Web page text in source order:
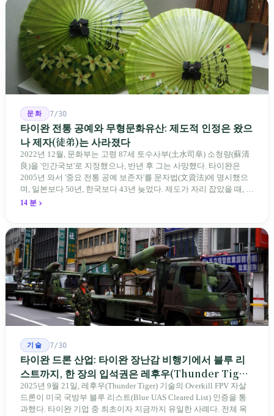
문화 7/30
타이완 전통 공예와 무형문화유산: 제도적 인정은 왔으
나 제자(徒弟)는 사라졌다
2022년 12월, 문화부는 고령 87세 토수사부(土水司阜) 소청량(蘇清
良)을 '인간국보'로 지정했으나, 반년 후 그는 사망했다. 타이완은
2005년 와서 '중요 전통 공예 보존자'를 문자법(文資法)에 명시했으
며, 일본보다 50년, 한국보다 43년 늦었다. 제도가 자리 잡았을 때, 제
자 제도는 이미 1970-80년대 산업화 과정에서 붕괴되었다. 600여 명
14 분
기술 7/30
타이완 드론 산업: 타이완 장난감 비행기에서 블루 리
스트까지, 한 장의 입석권은 레후우(Thunder Tiger)
에게
2025년 9월 21일, 레후우(Thunder Tiger) 기술의 Overkill FPV 자살
드론이 미국 국방부 블루 리스트(Blue UAS Cleared List) 인증을 통
과했다. 타이완 기업 중 최초이자 지금까지 유일한 사례다. 전체 목